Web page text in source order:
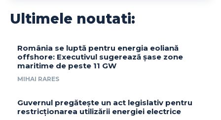
Ultimele noutati:
România se luptă pentru energia eoliană
offshore: Executivul sugerează șase zone
maritime de peste 11 GW
MIHAI RARES
Guvernul pregătește un act legislativ pentru
restricționarea utilizării energiei electrice